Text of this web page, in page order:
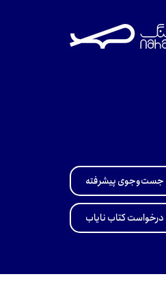
جست‌وجوی پیشرفته
درخواست کتاب نایاب